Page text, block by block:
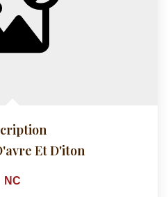
Et D'iton
NC